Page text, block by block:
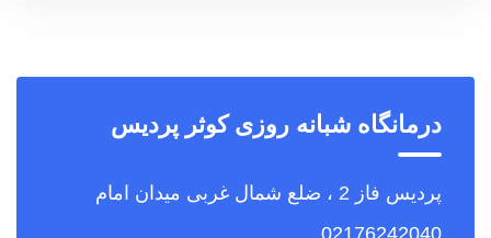
درمانگاه شبانه روزی کوثر پردیس
پردیس فاز 2 ، ضلع شمال غربی میدان امام